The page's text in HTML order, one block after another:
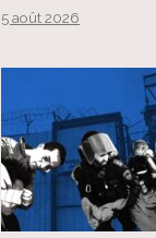
5 août 2026